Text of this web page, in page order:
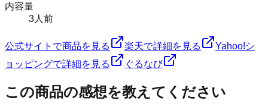
内容量
3人前
公式サイトで商品を見る 楽天で詳細を見る
Yahoo!シ
ョッピングで詳細を見る
ぐるなび
この商品の感想を教えてください